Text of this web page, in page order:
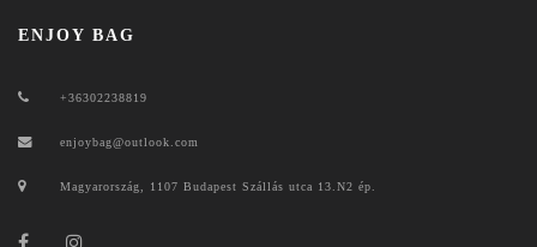
ENJOY BAG
+36302238819
enjoybag@outlook.com
Magyarország, 1107 Budapest Szállás utca 13.N2 ép.